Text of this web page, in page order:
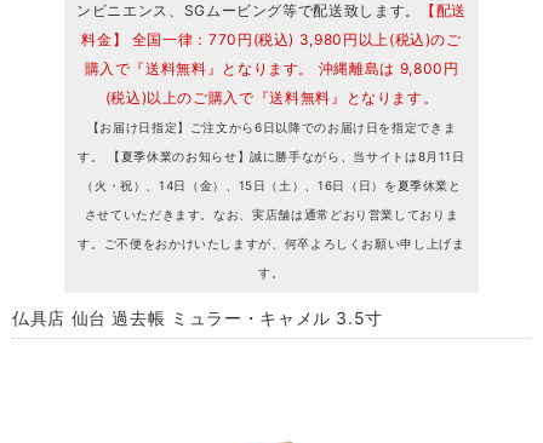
ンビニエンス、SGムービング等で配送致します。
【配送
料金】 全国一律：770円(税込) 3,980円以上(税込)のご
購入で『送料無料』となります。 沖縄離島は 9,800円
(税込)以上のご購入で『送料無料』となります。
【お届け日指定】ご注文から6日以降でのお届け日を指定できま
す。 【夏季休業のお知らせ】誠に勝手ながら、当サイトは8月11日
（火・祝）、14日（金）、15日（土）、16日（日）を夏季休業と
させていただきます。なお、実店舗は通常どおり営業しておりま
す。ご不便をおかけいたしますが、何卒よろしくお願い申し上げま
す。
仏具店 仙台 過去帳 ミュラー・キャメル 3.5寸